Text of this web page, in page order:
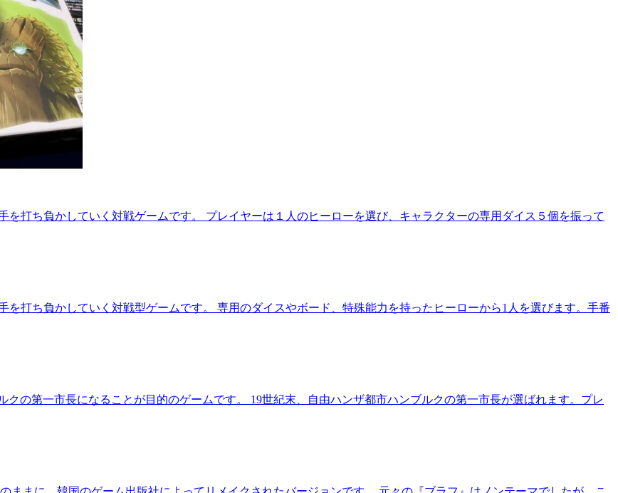
打ち負かしていく対戦ゲームです。 プレイヤーは１人のヒーローを選び、キャラクターの専用ダイス５個を振って
打ち負かしていく対戦型ゲームです。 専用のダイスやボード、特殊能力を持ったヒーローから1人を選びます。手番
の第一市長になることが目的のゲームです。 19世紀末、自由ハンザ都市ハンブルクの第一市長が選ばれます。プレ